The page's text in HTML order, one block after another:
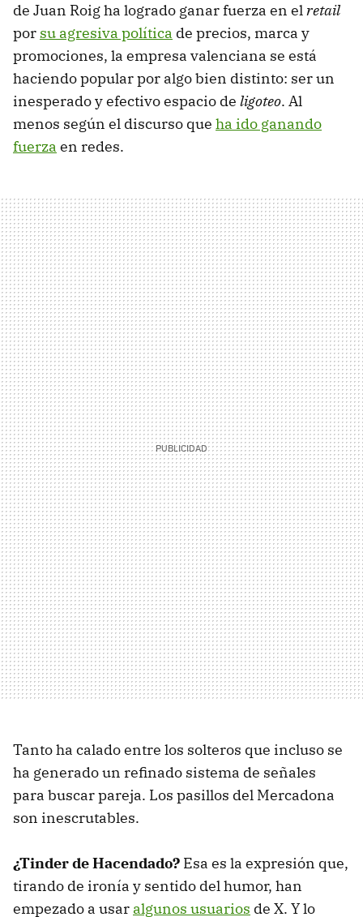
de Juan Roig ha logrado ganar fuerza en elretail
por su agresiva política de precios, marca y
promociones, la empresa valenciana se está
haciendo popular por algo bien distinto: ser un
inesperado y efectivo espacio de ligoteo. Al
menos según el discurso que ha ido ganando
fuerza en redes.
Tanto ha calado entre los solteros que incluso se
ha generado un refinado sistema de señales
para buscar pareja. Los pasillos del Mercadona
son inescrutables.
¿Tinder de Hacendado? Esa es la expresión que,
tirando de ironía y sentido del humor, han
empezado a usar algunos usuarios de X. Y lo